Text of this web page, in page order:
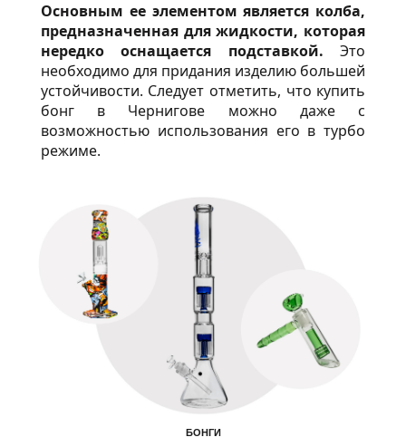
Основным ее элементом является колба,
предназначенная для жидкости, которая
нередко оснащается подставкой. Это
необходимо для придания изделию большей
устойчивости. Следует отметить, что купить
бонг в Чернигове можно даже с
возможностью использования его в турбо
режиме.
БОНГИ